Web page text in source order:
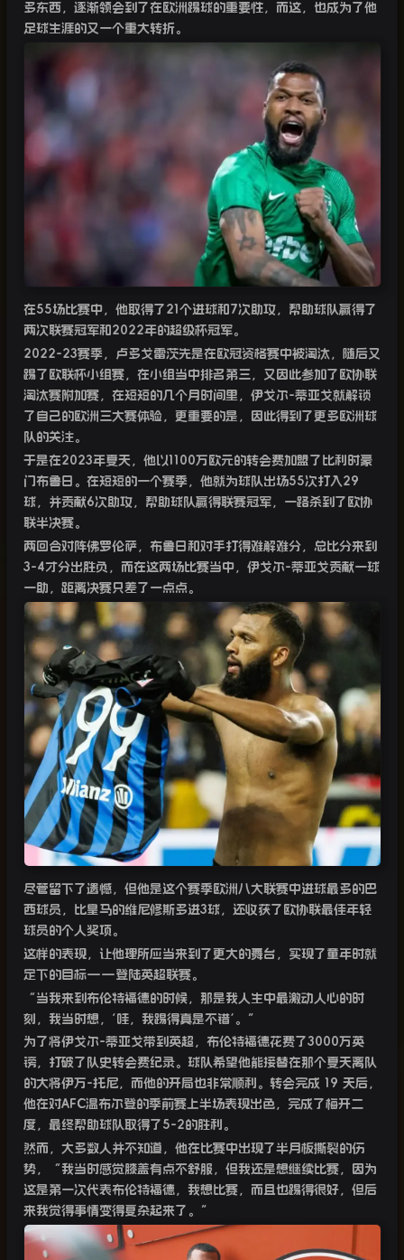
多东西，逐渐领会到了在欧洲踢球的重要性，而这，也成为了他
足球生涯的又一个重大转折。
在55场比赛中，他取得了 21 个进球和 7次助攻，帮助球队赢得了
两次联赛冠军和 2022年的超级杯冠军。
2022-23赛季，卢多戈雷茨先是在欧冠资格赛中被淘汰，随后又
踢了欧联杯小组赛，在小组当中排名第三，又因此参加了欧协联
淘汰赛附加赛，在短短的几个月时间里，伊戈尔-蒂亚戈就解锁
了自己的欧洲三大赛体验，更重要的是，因此得到了更多欧洲球
队的关注。
于是在2023年夏天，他以1100万欧元的转会费加盟了比利时豪
门布鲁日。在短短的一个赛季，他就为球队出场55次打入 29
球，并贡献6次助攻，帮助球队赢得联赛冠军，一路杀到了欧协
联半决赛。
两回合对阵佛罗伦萨，布鲁日和对手打得难解难分，总比分来到
3-4才分出胜负，而在这两场比赛当中，伊戈尔-蒂亚戈贡献一球
一助，距离决赛只差了一点点。
尽管留下了遗憾，但他是这个赛季欧洲八大联赛中进球最多的巴
西球员，比皇马的维尼修斯多进3球，还收获了欧协联最佳年轻
球员的个人奖项。
这样的表现，让他理所应当来到了更大的舞台，实现了童年时就
定下的目标——登陆英超联赛。
“ 当我来到布伦特福德的时候，那是我人生中最激动人心的时
刻，我当时想，
‘哇，我踢得真是不错’ 。”
为了将伊戈尔-蒂亚戈带到英超，布伦特福德花费了3000万英
镑，打破了队史转会费纪录。球队希望他能接替在那个夏天离队
的大将伊万-托尼，而他的开局也非常顺利。转会完成 19 天后，
他在对AFC温布尔登的季前赛上半场表现出色，完成了梅开二
度，最终帮助球队取得了 5-2的胜利。
然而，大多数人并不知道，他在比赛中出现了半月板撕裂的伤
势，“我当时感觉膝盖有点不舒服，但我还是想继续比赛，因为
这是第一次代表布伦特福德，我想比赛，而且也踢得很好，但后
来我觉得事情变得复杂起来了。”